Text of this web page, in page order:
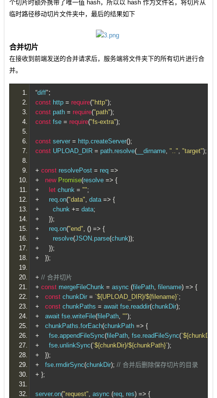
个切片时额外携带了唯一值 hash，所以以 hash 作为文件名，将切片从
临时路径移动切片文件夹中，最后的结果如下
合并切片
在接收到前端发送的合并请求后，服务端将文件夹下的所有切片进行合
并。
“diff”：
const http = require("http");
const path = require("path");
const fse = require("fs-extra");
const server = http.createServer();
const UPLOAD_DIR = path.resolve( __dirname, "..", "target");
+ const resolvePost = req =>
+
new Promise(resolve => {
+
let chunk = "";
+ req.on("data", data => {
+ chunk += data;
+
});
+ req.on("end", () => {
+ resolve(JSON.parse(chunk));
+
});
+
});
+ // 合并切片
+ const mergeFileChunk = async (filePath, filename) => {
+
const chunkDir = `${UPLOAD_DIR}/${filename}`;
+
const chunkPaths = await fse.readdir(chunkDir);
+ await fse.writeFile(filePath, "");
+ chunkPaths.forEach(chunkPath => {
+ fse.appendFileSync(filePath, fse.readFileSync(
+ fse.unlinkSync(`${chunkDir}/${chunkPath}`);
+
});
+ fse.rmdirSync(chunkDir); // 合并后删除保存切片的目录
+ };
server.on("request", async (req, res) => {